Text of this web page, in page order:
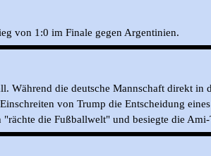
von 1:0 im Finale gegen Argentinien.
Während die deutsche Mannschaft direkt in
von Trump die Entscheidung
die Fußballwelt" und besiegte die